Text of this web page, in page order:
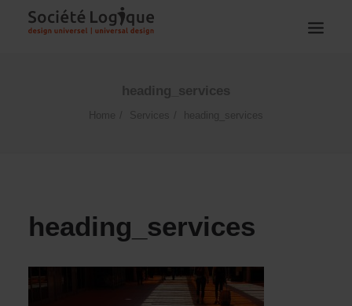
heading_services
Home Services heading_services
heading_services